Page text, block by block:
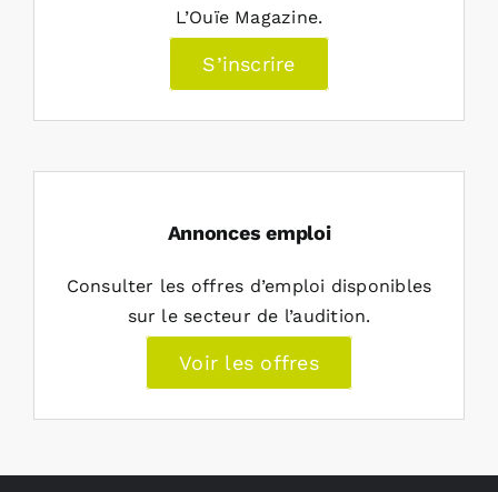
L’Ouïe Magazine.
S’inscrire
Annonces emploi
Consulter les offres d’emploi disponibles
sur le secteur de l’audition.
Voir les offres